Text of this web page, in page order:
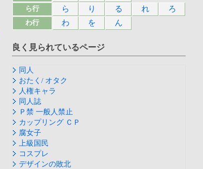
ら行 ら り る れ ろ
わ行 わ を ん
良く見られているページ
同人
おたく/ オタク
人権キャラ
同人誌
Ｐ禁 一般人禁止
カップリング ＣＰ
腐女子
上級国民
コスプレ
デザインの敗北